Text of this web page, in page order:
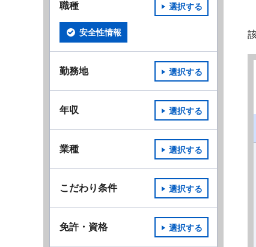
職種 選択する
安全性情報
勤務地 選択する
年収 選択する
業種 選択する
こだわり条件 選択する
免許・資格 選択する